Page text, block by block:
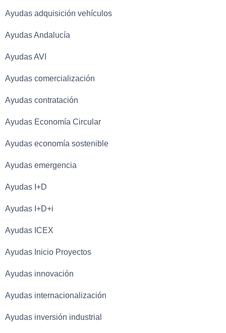
Ayudas adquisición vehículos
Ayudas Andalucía
Ayudas AVI
Ayudas comercialización
Ayudas contratación
Ayudas Economía Circular
Ayudas economía sostenible
Ayudas emergencia
Ayudas I+D
Ayudas I+D+i
Ayudas ICEX
Ayudas Inicio Proyectos
Ayudas innovación
Ayudas internacionalización
Ayudas inversión industrial